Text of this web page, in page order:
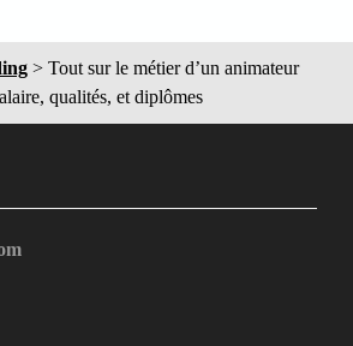
> Tout sur le métier d’un animateur
qualités, et diplômes